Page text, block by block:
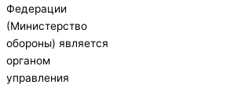
Федерации
(Министерство
обороны) является
органом
управления